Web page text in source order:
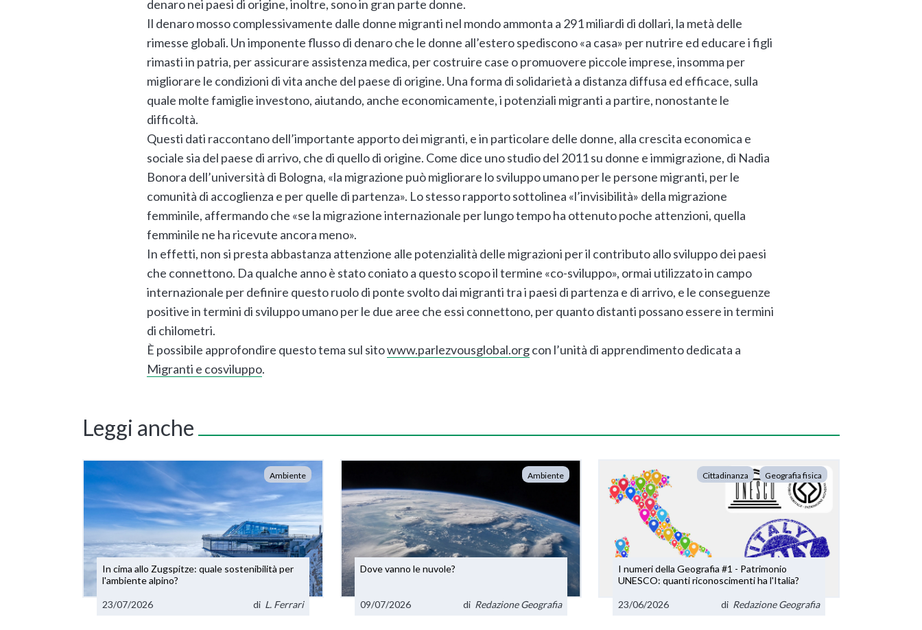
denaro nei paesi di origine, inoltre, sono in gran parte donne.
Il denaro mosso complessivamente dalle donne migranti nel mondo ammonta a 291 miliardi di dollari, la metà delle
rimesse globali. Un imponente flusso di denaro che le donne all’estero spediscono «a casa» per nutrire ed educare i figli
rimasti in patria, per assicurare assistenza medica, per costruire case o promuovere piccole imprese, insomma per
migliorare le condizioni di vita anche del paese di origine. Una forma di solidarietà a distanza diffusa ed efficace, sulla
quale molte famiglie investono, aiutando, anche economicamente, i potenziali migranti a partire, nonostante le
difficoltà.
Questi dati raccontano dell’importante apporto dei migranti, e in particolare delle donne, alla crescita economica e
sociale sia del paese di arrivo, che di quello di origine. Come dice uno studio del 2011 su donne e immigrazione, di Nadia
Bonora dell’università di Bologna, «la migrazione può migliorare lo sviluppo umano per le persone migranti, per le
comunità di accoglienza e per quelle di partenza». Lo stesso rapporto sottolinea «l’invisibilità» della migrazione
femminile, affermando che «se la migrazione internazionale per lungo tempo ha ottenuto poche attenzioni, quella
femminile ne ha ricevute ancora meno».
In effetti, non si presta abbastanza attenzione alle potenzialità delle migrazioni per il contributo allo sviluppo dei paesi
che connettono. Da qualche anno è stato coniato a questo scopo il termine «co-sviluppo», ormai utilizzato in campo
internazionale per definire questo ruolo di ponte svolto dai migranti tra i paesi di partenza e di arrivo, e le conseguenze
positive in termini di sviluppo umano per le due aree che essi connettono, per quanto distanti possano essere in termini
di chilometri.
È possibile approfondire questo tema sul sitowww.parlezvousglobal.orgcon l’unità di apprendimento dedicata a
Migranti e cosviluppo.
Leggi anche
Ambiente
In cima allo Zugspitze: quale sostenibilità per
l'ambiente alpino?
23/07/2026 di L. Ferrari
Ambiente
Dove vanno le nuvole?
09/07/2026 di Redazione Geografia
Cittadinanza Geografia fisica
I numeri della Geografia #1 - Patrimonio
UNESCO: quanti riconoscimenti ha l'Italia?
23/06/2026 di Redazione Geografia